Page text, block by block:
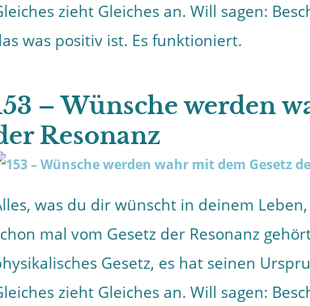
zieht Gleiches an. Will sagen:
was positiv ist. Es funktioniert.
– Wünsche werden
Resonanz
was du dir wünscht in deinem
mal vom Gesetz der Resonanz
Gesetz, es hat seinen
zieht Gleiches an. Will sagen: